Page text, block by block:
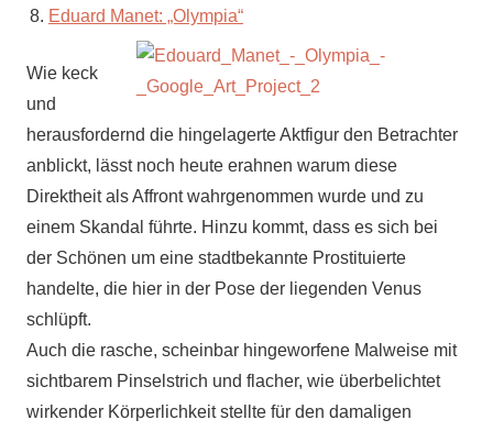
Eduard Manet: „Olympia“
Wie keck
und
herausfordernd die hingelagerte Aktfigur den Betrachter
anblickt, lässt noch heute erahnen warum diese
Direktheit als Affront wahrgenommen wurde und zu
einem Skandal führte. Hinzu kommt, dass es sich bei
der Schönen um eine stadtbekannte Prostituierte
handelte, die hier in der Pose der liegenden Venus
schlüpft.
Auch die rasche, scheinbar hingeworfene Malweise mit
sichtbarem Pinselstrich und flacher, wie überbelichtet
wirkender Körperlichkeit stellte für den damaligen